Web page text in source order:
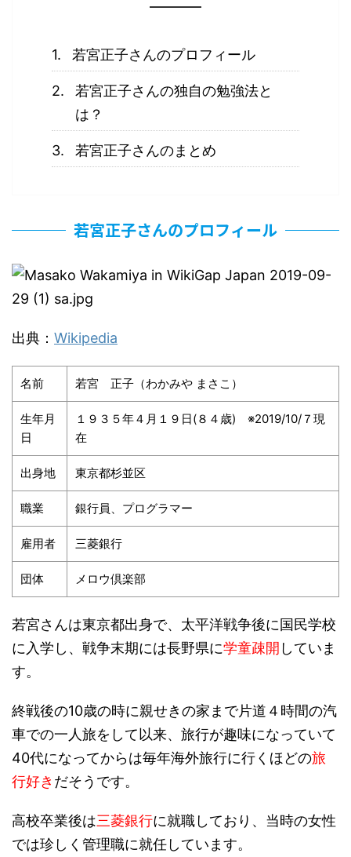
若宮正子さんのプロフィール
若宮正子さんの独自の勉強法と
は？
若宮正子さんのまとめ
若宮正子さんのプロフィール
出典： Wikipedia
名前 若宮 正子（わかみや まさこ）
生年月
日
１９３５年４月１９日(８４歳) ※2019/10/７現
在
出身地 東京都杉並区
職業 銀行員、プログラマー
雇用者 三菱銀行
団体 メロウ倶楽部
若宮さんは東京都出身で、太平洋戦争後に国民学校
に入学し、戦争末期には長野県に学童疎開 していま
す。
終戦後の10歳の時に親せきの家まで片道４時間の汽
車での一人旅をして以来、旅行が趣味になっていて
40代になってからは毎年海外旅行に行くほどの旅
行好き だそうです。
高校卒業後は三菱銀行に就職しており、当時の女性
では珍しく管理職に就任しています。